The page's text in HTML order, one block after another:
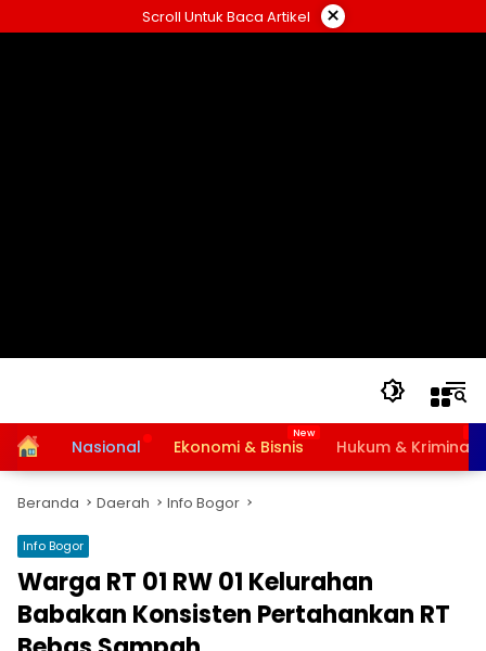
ke
Scroll Untuk Baca Artikel ×
HomeNasional Ekonomi & Bisnis Hukum & Kriminal
Beranda Daerah Info Bogor
Info Bogor
Warga RT 01 RW 01 Kelurahan
Babakan Konsisten Pertahankan RT